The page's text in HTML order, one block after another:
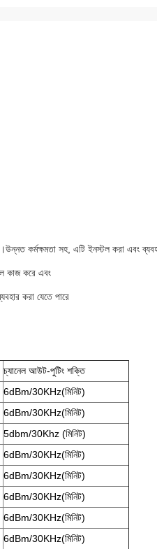
কর্মক্ষমতা সহ, এটি ইনস্টল করা এবং
কাজ করে এবং
করা যেতে পারে
চ্যানেল আউট-পুটিং শক্তি
6dBm/30KHz(মিনিট)
6dBm/30KHz(মিনিট)
5dbm/30Khz (মিনিট)
6dBm/30KHz(মিনিট)
6dBm/30KHz(মিনিট)
6dBm/30KHz(মিনিট)
6dBm/30KHz(মিনিট)
6dBm/30KHz(মিনিট)